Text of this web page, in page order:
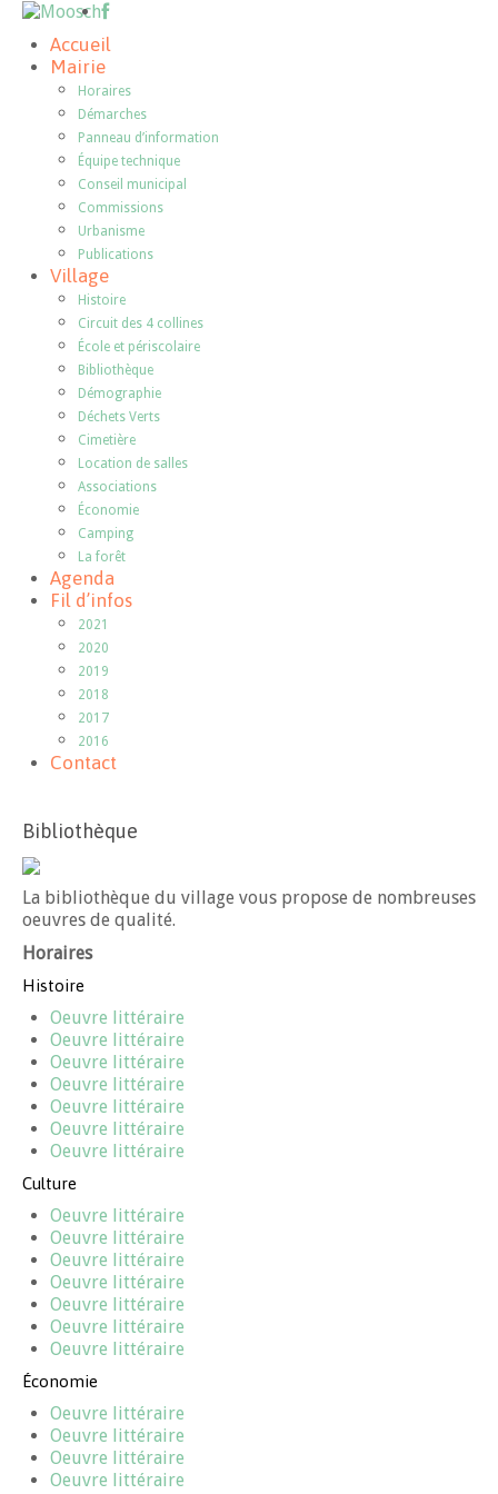
Accueil
Mairie
Horaires
Démarches
Panneau d’information
Équipe technique
Conseil municipal
Commissions
Urbanisme
Publications
Village
Histoire
Circuit des 4 collines
École et périscolaire
Bibliothèque
Démographie
Déchets Verts
Cimetière
Location de salles
Associations
Économie
Camping
La forêt
Agenda
Fil d’infos
2021
2020
2019
2018
2017
2016
Contact
Bibliothèque
La bibliothèque du village vous propose de nombreuses
oeuvres de qualité.
Horaires
Histoire
Oeuvre littéraire
Oeuvre littéraire
Oeuvre littéraire
Oeuvre littéraire
Oeuvre littéraire
Oeuvre littéraire
Oeuvre littéraire
Culture
Oeuvre littéraire
Oeuvre littéraire
Oeuvre littéraire
Oeuvre littéraire
Oeuvre littéraire
Oeuvre littéraire
Oeuvre littéraire
Économie
Oeuvre littéraire
Oeuvre littéraire
Oeuvre littéraire
Oeuvre littéraire